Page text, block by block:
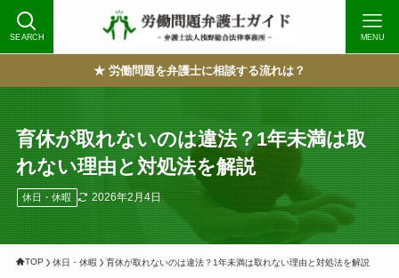
SEARCH MENU
★ 労働問題を弁護士に相談する流れは？
育休が取れないのは違法？1年未満は取
れない理由と対処法を解説
休日・休暇 2026年2月4日
TOP 休日・休暇 育休が取れないのは違法？1年未満は取れない理由と対処法を解説